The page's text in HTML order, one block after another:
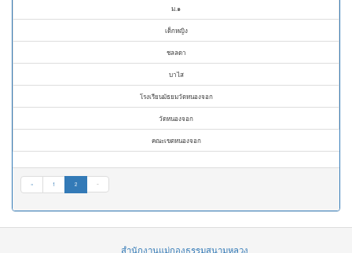
ม.๑
เด็กหญิง
ชลลดา
บาไส
โรงเรียนมัธยมวัดหนองจอก
วัดหนองจอก
คณะเขตหนองจอก
« 1 2 »
สำนักงานแม่กองธรรมสนามหลวง